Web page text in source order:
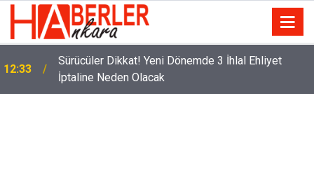
12:33
Sürücüler Dikkat! Yeni Dönemde 3 İhlal Ehliyet
İptaline Neden Olacak